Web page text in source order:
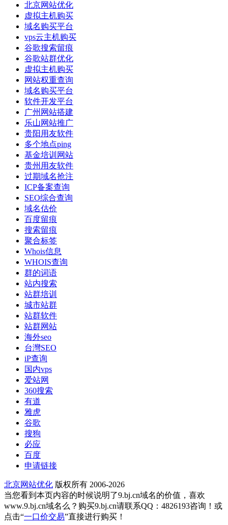
北京网站优化
虚拟主机购买
域名购买平台
vps云主机购买
谷歌搜索留痕
谷歌站群优化
虚拟主机购买
网站权重查询
域名购买平台
软件开发平台
广州网站搭建
乐山网站推广
贵阳用友软件
多个地点ping
基金培训网站
贵州用友软件
过期域名抢注
ICP备案查询
SEO综合查询
域名估价
百度留痕
搜索留痕
聚合标签
Whois信息
WHOIS查询
群的词语
站内搜索
站群培训
城市站群
站群软件
站群网站
海外seo
台灣SEO
iP查询
国内vps
爱站网
360搜索
有道
雅虎
谷歌
搜狗
必应
百度
申请链接
北京网站优化 版权所有 2006-2026
当您看到本页内容的时候说明了9.bj.cn域名的价值，喜欢
www.9.bj.cn域名么？购买9.bj.cn请联系QQ：4826193咨询！或
点击“一口价交易”直接进行购买！